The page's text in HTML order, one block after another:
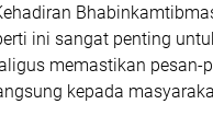
ini sangat penting
memastikan pesan-
kepada